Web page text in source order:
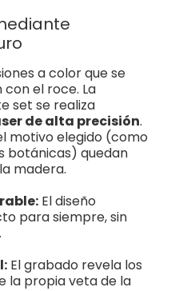
a color que se
el roce. La
set se realiza
de alta precisión.
motivo elegido (como
botánicas) quedan
madera.
El diseño
para siempre, sin
El grabado revela los
la propia veta de la